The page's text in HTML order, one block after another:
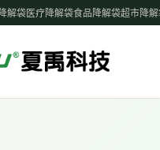
解袋医疗降解袋食品降解袋超市降